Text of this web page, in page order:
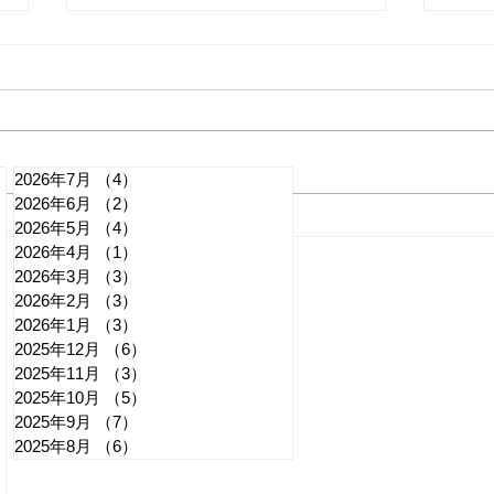
れいわ・山本太郎が代表辞
任 日本第一党・桜井誠と似
たような引退劇
2026年7月 （4）
2026年6月
（2）
2026年5月
（4）
2026年4月
（1）
2026年3月
（3）
2026年2月
（3）
2026年1月
（3）
2025年12月
（6）
2025年11月
（3）
2025年10月
（5）
2025年9月
（7）
2025年8月
（6）